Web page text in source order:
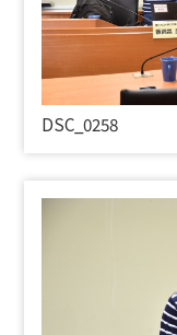
DSC_0258